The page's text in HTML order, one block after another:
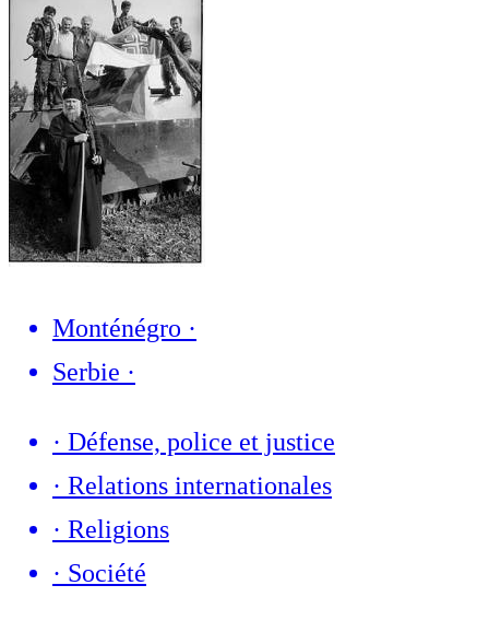
Monténégro ·
Serbie ·
· Défense, police et justice
· Relations internationales
· Religions
· Société